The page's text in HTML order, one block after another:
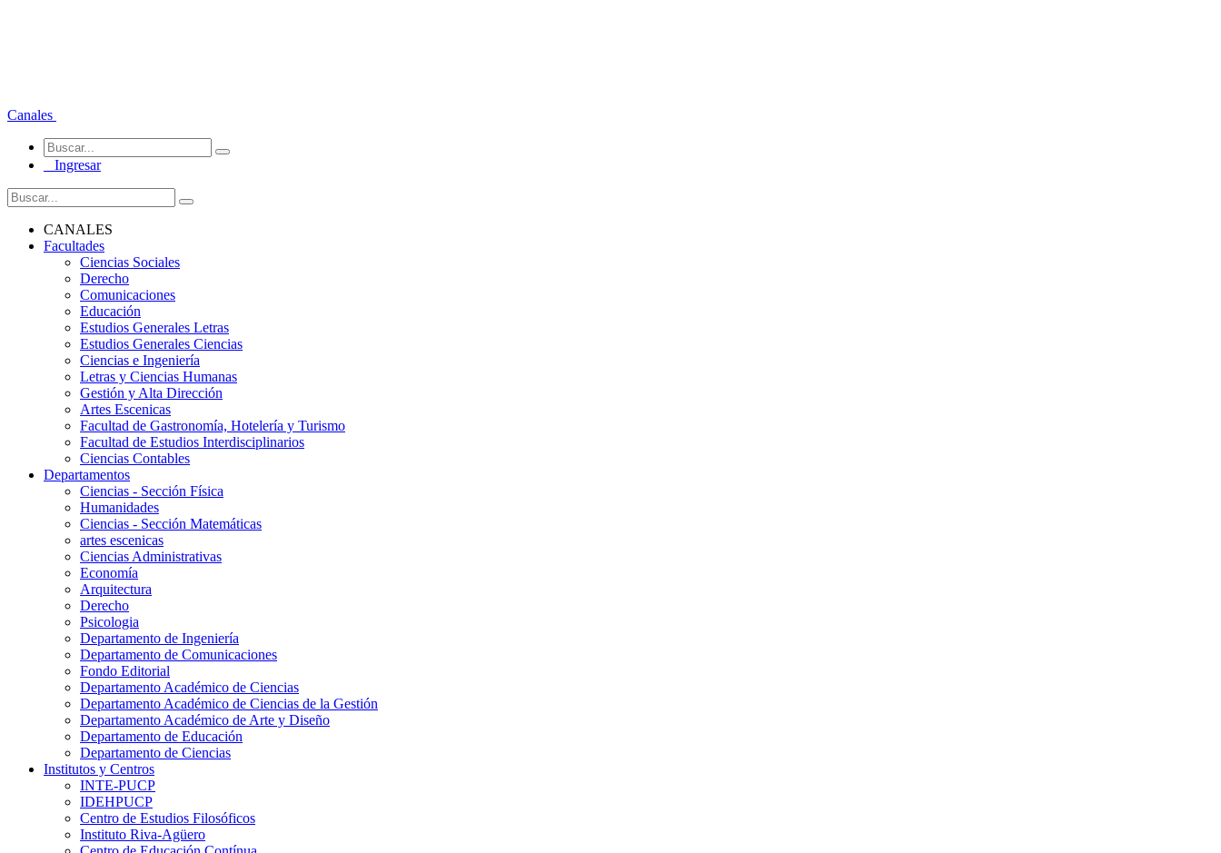
Canales
Ingresar
CANALES
Facultades
Ciencias Sociales
Derecho
Comunicaciones
Educación
Estudios Generales Letras
Estudios Generales Ciencias
Ciencias e Ingeniería
Letras y Ciencias Humanas
Gestión y Alta Dirección
Artes Escenicas
Facultad de Gastronomía, Hotelería y Turismo
Facultad de Estudios Interdisciplinarios
Ciencias Contables
Departamentos
Ciencias - Sección Física
Humanidades
Ciencias - Sección Matemáticas
artes escenicas
Ciencias Administrativas
Economía
Arquitectura
Derecho
Psicologia
Departamento de Ingeniería
Departamento de Comunicaciones
Fondo Editorial
Departamento Académico de Ciencias
Departamento Académico de Ciencias de la Gestión
Departamento Académico de Arte y Diseño
Departamento de Educación
Departamento de Ciencias
Institutos y Centros
INTE-PUCP
IDEHPUCP
Centro de Estudios Filosóficos
Instituto Riva-Agüero